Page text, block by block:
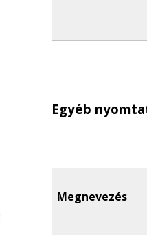
Egyéb
Megnevezés